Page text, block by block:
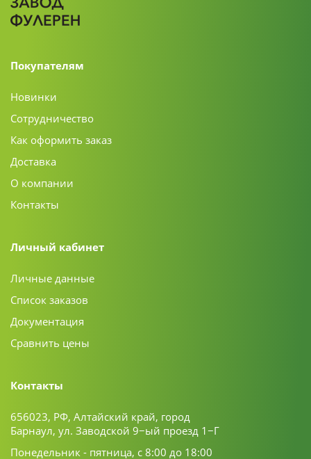
Покупателям
Новинки
Сотрудничество
Как оформить заказ
Доставка
О компании
Контакты
Личный кабинет
Личные данные
Список заказов
Документация
Сравнить цены
Контакты
656023, РФ, Алтайский край, город
Барнаул, ул. Заводской 9−ый проезд 1−Г
Понедельник - пятница, с 8:00 до 18:00